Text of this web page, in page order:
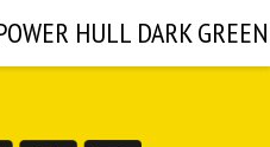
HULL DARK